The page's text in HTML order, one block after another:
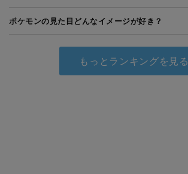
ポケモンの見た目どんなイメージが好き？
もっとランキングを見る